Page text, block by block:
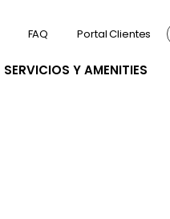
SERVICIOS Y AMENITIES
FAQ Portal Clientes